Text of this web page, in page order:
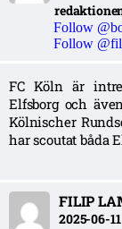
Follow
Follow
FC Köln är
Elfsborg och
Kölnischer
har scoutat båda
FILIP
2025-06-11